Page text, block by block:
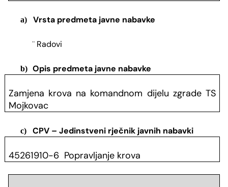
a) Vrsta predmeta javne nabavke
¨ Radovi
b) Opis predmeta javne nabavke
Zamjena krova na komandnom dijelu zgrade TS
Mojkovac
c) CPV – Jedinstveni rječnik javnih nabavki
45261910-6 Popravljanje krova